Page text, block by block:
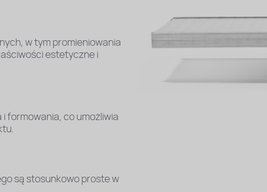
w tym promieniowania
estetyczne i
formowania, co umożliwia
są stosunkowo proste w